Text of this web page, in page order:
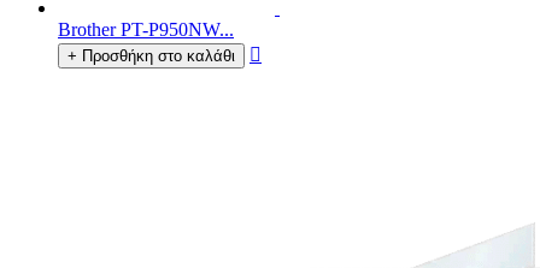
Brother PT-P950NW...
+ Προσθήκη στο καλάθι 